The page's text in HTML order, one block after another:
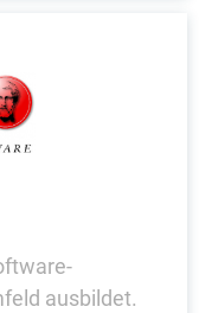
ausbildet.